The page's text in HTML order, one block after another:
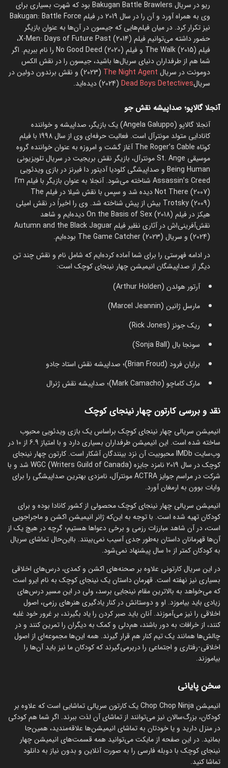
ریو در سریال Bakugan Battle Brawlers بود که شهرت بسیاری برای
وی به همراه آورد و آن را در سال 2019 در فیلم Bakugan: Battle Force
نیز تکرار کرد. در میان فیلم‌هایی که جیسون در آن‌ها به عنوان بازیگر
حضور داشته می‌توانیم فیلم X-Men: Days of Future Past (2014)،
فیلم The Walk (2015) و فیلم No Good Deed (2020) را نام ببریم. اگر
شما هم از طرفداران دنیای سریال‌ها باشید، جیسون را در نقش الکس
دومونت در سریال The Night Agent
(2023) و نقش برندون دولین در
سریالDead Boys Detectives (2024) دیده‌اید.
آنجلا گالاپو؛ صداپیشه نقش جو
آنجلا گالاپو (Angela Galuppo) یک بازیگر، صداپیشه و خواننده
کانادایی متولد مونترآل است. فعالیت حرفه‌ای وی از سال 1998 با فیلم
کوتاه The Roger’s Cable آغاز گشت و امروزه به عنوان خواننده گروه
موسیقی St. Ange مونترآل، بازیگر نقش بریجیت در سریال تلویزیونی
Being Human و صداپیشگی کلودیا آدیتور دا فیرنز در بازی ویدئویی
Assassin’s Creed شناخته می‌شود. آنجلا به عنوان بازیگر با فیلم I’m
Not There (2007) دیده شد و سپس با نقش شیلا در فیلم The
Trotsky (2009) بیش از پیش شناخته شد. وی را اخیراً در نقش امیلی
هیکز در فیلم On the Basis of Sex (2018) دیده‌ایم و شاهد
نقش‌آفرینی‌اش در آثاری نظیر فیلم Autumn and the Black Jaguar
(2024) و سریال The Game Catcher (2023) بوده‌ایم.
در ادامه فهرستی را برای شما آماده کرده‌ایم که شامل نام و نقش چند تن
دیگر از صداپیشگان انیمیشن چهار نینجای کوچک است:
آرتور هولدن (Arthur Holden)
مارسل ژانین (Marcel Jeannin)
ریک جونز (Rick Jones)
سونجا بال (Sonja Ball)
برایان فرود (Brian Froud)؛ صداپیشه نقش استاد جادو
مارک کاماچو (Mark Camacho)؛ صداپیشه نقش ژنرال
نقد و بررسی کارتون چهار نینجای کوچک
انیمیشن سریالی چهار نینجای کوچک براساس یک بازی ویدئویی محبوب
ساخته شده است. این انیمیشن طرفداران بسیاری دارد و با امتیاز 6.9 از 10 در
وب‌سایت IMDb محبوبیت آن نزد بینندگان آشکار است. کارتون چهار نینجای
کوچک در سال 2019 نامزد جایزه WGC (Writers Guild of Canada) شد و با
شرکت در مراسم جوایز ACTRA مونترآل، نامزدی بهترین صداپیشگی را برای
وایات بوون به ارمغان آورد.
انیمیشن سریالی چهار نینجای کوچک محصولی از کشور کانادا بوده و برای
کودکان تهیه شده است. با توجه به این‌که ژانر انیمیشن اکشن و ماجراجویی
است، در آن شاهد مبارزات رزمی و برخی دعواها هستیم؛ گرچه در هیچ یک از
آن‌ها قهرمانان داستان به‌طور جدی آسیب نمی‌بینند. بااین‌حال تماشای سریال
به کودکان کمتر از 10 سال پیشنهاد نمی‌شود.
در این سریال کارتونی علاوه بر صحنه‌های اکشن و کمدی، درس‌های اخلاقی
بسیاری نیز نهفته است. قهرمان داستان یک نینجای کوچک به نام ایرو است
که می‌خواهد به بالاترین مقام نینجایی برسد، ولی در این مسیر درس‌های
زیادی باید بیاموزد. او و دوستانش در کنار یادگیری هنرهای رزمی، اصول
اخلاقی را نیز می‌آموزند. آنان باید صبر کردن را یاد بگیرند، بر غرور خود غلبه
کنند، از خرافات به دور باشند، هم‌دلی و کمک به دیگران را تمرین کنند و در
چالش‌‌ها همانند یک تیم کنار هم قرار گیرند. همه این‌ها مجموعه‌ای از اصول
اخلاقی-رفتاری و اجتماعی را دربرمی‌گیرند که کودکان ما نیز باید آن‌ها را
بیاموزند.
سخن پایانی
انیمیشن Chop Chop Ninja یک کارتون سریالی تماشایی است که علاوه بر
کودکان، بزرگ‌سالان نیز می‌توانند از تماشای آن لذت ببرند. اگر شما هم کودکی
در منزل دارید و یا خودتان به تماشای انیمیشن‌ها علاقه‌مندید، همین‌جا
بمانید. در این صفحه از مایکت می‌توانید همه قسمت‌های انیمیشن چهار
نینجای کوچک با دوبله فارسی را به صورت آنلاین و بدون نیاز به دانلود
تماشا کنید.